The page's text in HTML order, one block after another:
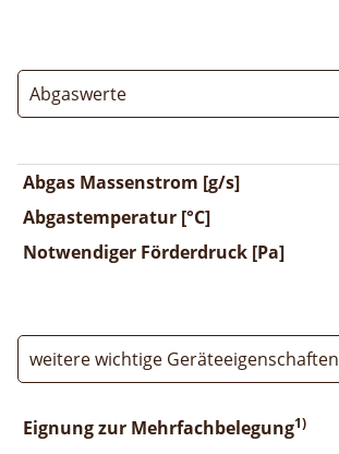
Abgaswerte
Abgas Massenstrom [g/s]
Abgastemperatur [°C]
Notwendiger Förderdruck [Pa]
weitere wichtige Geräteeigenschaften
Eignung zur Mehrfachbelegung1)